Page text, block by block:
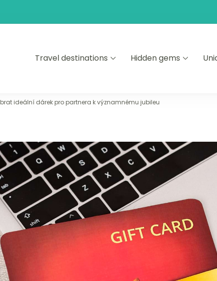
Travel destinations Hidden gems
ideální dárek pro partnera k významnému jubileu